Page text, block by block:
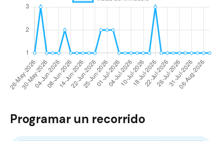
Programar un recorrido